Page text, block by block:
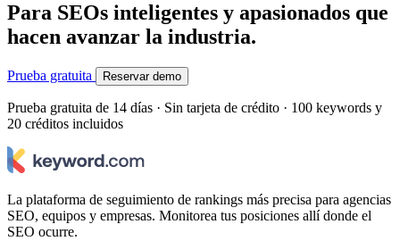
Para SEOs inteligentes y apasionados que
hacen avanzar la industria.
Prueba gratuita Reservar demo
Prueba gratuita de 14 días · Sin tarjeta de crédito · 100 keywords y
20 créditos incluidos
La plataforma de seguimiento de rankings más precisa para agencias
SEO, equipos y empresas. Monitorea tus posiciones allí donde el
SEO ocurre.